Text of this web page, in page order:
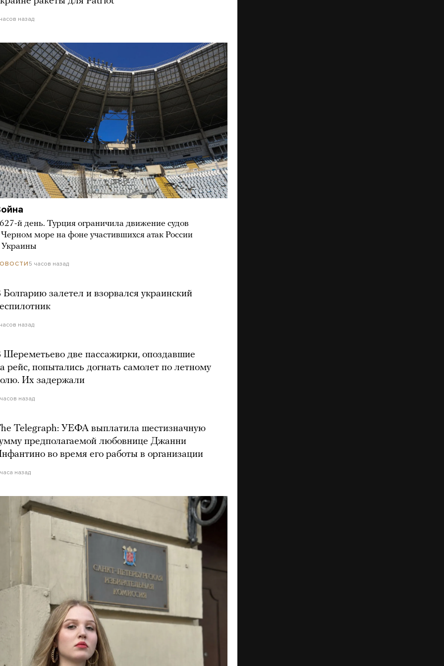
назад
й день. Турция ограничила движение судов
море на фоне участившихся атак России
Украины
5 часов назад
Болгарию залетел и взорвался украинский
назад
Шереметьево две пассажирки, опоздавшие
рейс, попытались догнать самолет по летному
Их задержали
назад
Telegraph: УЕФА выплатила шестизначную
предполагаемой любовнице Джанни
во время его работы в организации
назад